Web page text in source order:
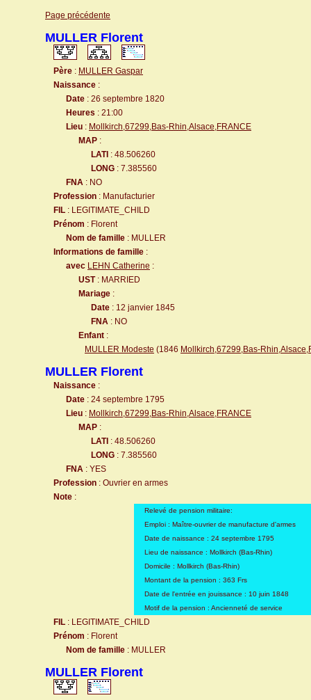
Page précédente
MULLER Florent
Père : MULLER Gaspar
Naissance :
Date : 26 septembre 1820
Heures : 21:00
Lieu : Mollkirch,67299,Bas-Rhin,Alsace,FRANCE
MAP :
LATI : 48.506260
LONG : 7.385560
FNA : NO
Profession : Manufacturier
FIL : LEGITIMATE_CHILD
Prénom : Florent
Nom de famille : MULLER
Informations de famille :
avec LEHN Catherine :
UST: MARRIED
Mariage :
Date : 12 janvier 1845
FNA : NO
Enfant :
MULLER Modeste (1846 Mollkirch,67299,Bas-
MULLER Florent
Naissance :
Date : 24 septembre 1795
Lieu : Mollkirch,67299,Bas-Rhin,Alsace,FRANCE
MAP :
LATI : 48.506260
LONG : 7.385560
FNA : YES
Profession : Ouvrier en armes
Note :
Relevé de pension militaire:
Emploi : Maître-ouvrier de manufacture d'armes
Date de naissance : 24 septembre 1795
Lieu de naissance : Mollkirch (Bas-Rhin)
Domicile : Mollkirch (Bas-Rhin)
Montant de la pension : 363 Frs
Date de l'entrée en jouissance : 10 juin 1848
Motif de la pension : Ancienneté de service
FIL : LEGITIMATE_CHILD
Prénom : Florent
Nom de famille : MULLER
MULLER Florent